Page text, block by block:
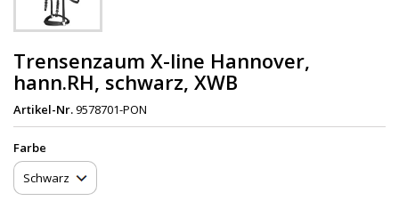
Trensenzaum X-line Hannover,
hann.RH, schwarz, XWB
Artikel-Nr.9578701-PON
Farbe